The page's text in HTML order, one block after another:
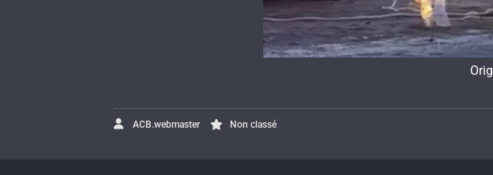
ACB.webmaster Non classé